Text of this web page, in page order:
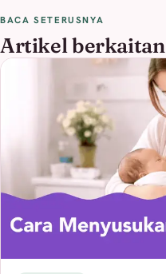
BACA SETERUSNYA
Artikel berkaitan